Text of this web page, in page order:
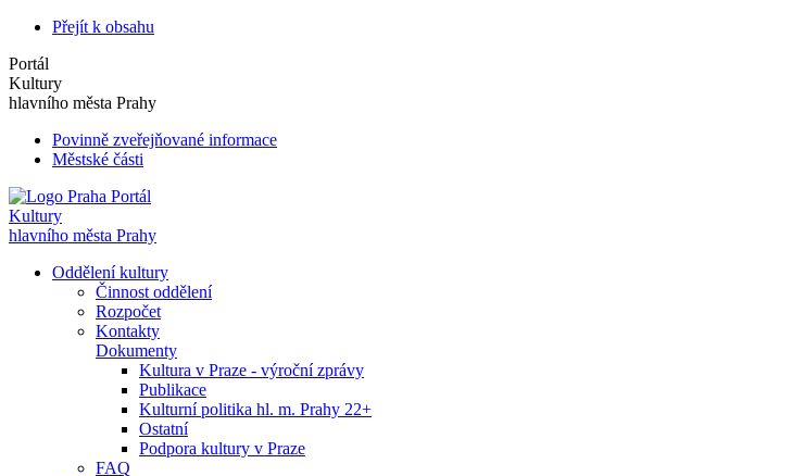
Přejít k obsahu
Portál
Kultury
hlavního města Prahy
Povinně zveřejňované informace
Městské části
Portál
Kultury
hlavního města Prahy
Oddělení kultury
Činnost oddělení
Rozpočet
Kontakty
Dokumenty
Kultura v Praze - výroční zprávy
Publikace
Kulturní politika hl. m. Prahy 22+
Ostatní
Podpora kultury v Praze
FAQ